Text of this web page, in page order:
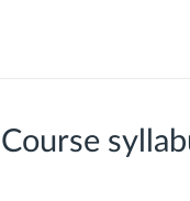
Course